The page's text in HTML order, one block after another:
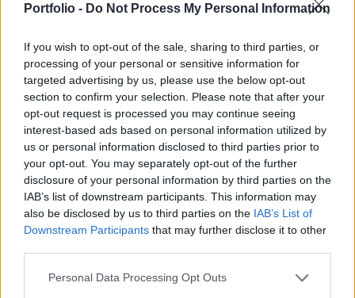
Portfolio - Do Not Process My Personal Information
If you wish to opt-out of the sale, sharing to third parties, or
processing of your personal or sensitive information for
targeted advertising by us, please use the below opt-out
section to confirm your selection. Please note that after your
opt-out request is processed you may continue seeing
interest-based ads based on personal information utilized by
us or personal information disclosed to third parties prior to
your opt-out. You may separately opt-out of the further
disclosure of your personal information by third parties on the
IAB’s list of downstream participants. This information may
also be disclosed by us to third parties on the IAB’s List of
Downstream Participants that may further disclose it to other
Personal Data Processing Opt Outs
felmérés szerint az európai részvényalapok
fel a működtetésre, forgalmazásra és egyéb
szolgáltatásokra, valamivel kevesebbet mint a
hazai alapok, miközben az amerikaiak mindössze
0,95 százalékot. Az amerikai és európai alapok
közötti díjkülönbség valójában nem ilyen nagy,
hiszen vannak olyan költségelemek, mint például
a befektetési tanácsadónak fizetett díj, amely az
amerikai statisztikában nem szerepel.
A PSZÁF által számított teljes költség mutató (TER)
alapján a hazai befektetési alapok 2010-ben átlagosan 1,5
elemzésünk szerint az egyes alapok díjterhelése nem